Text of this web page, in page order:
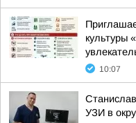
культуры
10:07
УЗИ в